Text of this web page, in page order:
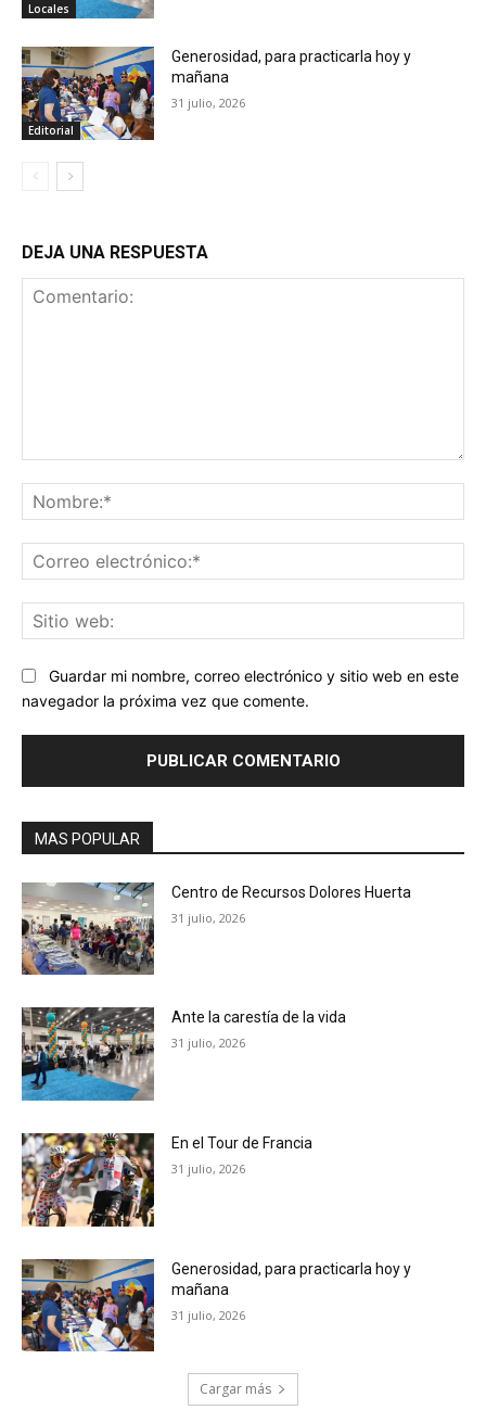
Locales
Editorial
Generosidad, para practicarla hoy y
mañana
31 julio, 2026
DEJA UNA RESPUESTA
Guardar mi nombre, correo electrónico y sitio web en este
navegador la próxima vez que comente.
MAS POPULAR
Centro de Recursos Dolores Huerta
31 julio, 2026
Ante la carestía de la vida
31 julio, 2026
En el Tour de Francia
31 julio, 2026
Generosidad, para practicarla hoy y
mañana
31 julio, 2026
Cargar más